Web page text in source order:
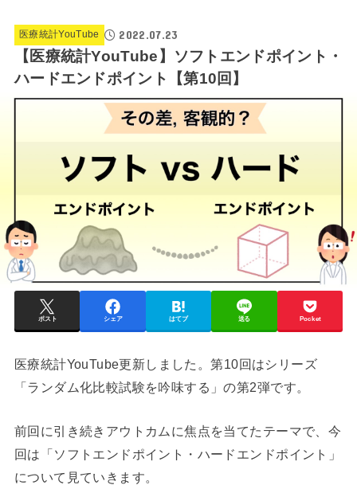
医療統計YouTube 2022.07.23
【医療統計YouTube】ソフトエンドポイント・
ハードエンドポイント【第10回】
ポスト シェア はてブ 送る Pocket
医療統計YouTube更新しました。第10回はシリーズ
「ランダム化比較試験を吟味する」の第2弾です。
前回に引き続きアウトカムに焦点を当てたテーマで、今
回は「ソフトエンドポイント・ハードエンドポイント」
について見ていきます。